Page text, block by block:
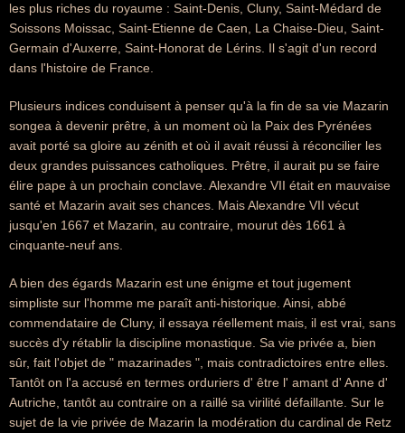
les plus riches du royaume : Saint-Denis, Cluny, Saint-Médard de
Soissons Moissac, Saint-Etienne de Caen, La Chaise-Dieu, Saint-
Germain d'Auxerre, Saint-Honorat de Lérins. Il s'agit d'un record
dans l'histoire de France.
Plusieurs indices conduisent à penser qu'à la fin de sa vie Mazarin
songea à devenir prêtre, à un moment où la Paix des Pyrénées
avait porté sa gloire au zénith et où il avait réussi à réconcilier les
deux grandes puissances catholiques. Prêtre, il aurait pu se faire
élire pape à un prochain conclave. Alexandre VII était en mauvaise
santé et Mazarin avait ses chances. Mais Alexandre VII vécut
jusqu'en 1667 et Mazarin, au contraire, mourut dès 1661 à
cinquante-neuf ans.
A bien des égards Mazarin est une énigme et tout jugement
simpliste sur l'homme me paraît anti-historique. Ainsi, abbé
commendataire de Cluny, il essaya réellement mais, il est vrai, sans
succès d'y rétablir la discipline monastique. Sa vie privée a, bien
sûr, fait l'objet de " mazarinades ", mais contradictoires entre elles.
Tantôt on l'a accusé en termes orduriers d' être l' amant d' Anne d'
Autriche, tantôt au contraire on a raillé sa virilité défaillante. Sur le
sujet de la vie privée de Mazarin la modération du cardinal de Retz